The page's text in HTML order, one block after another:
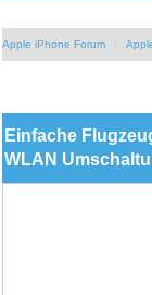
Apple iPhone Forum
Einfache
WLAN